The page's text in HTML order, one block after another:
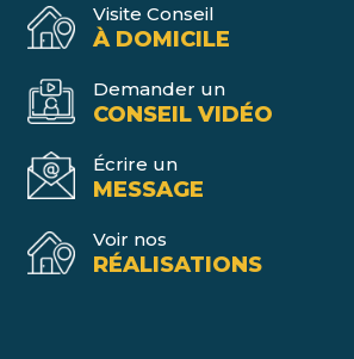
Visite Conseil
À DOMICILE
Demander un
CONSEIL VIDÉO
Écrire un
MESSAGE
Voir nos
RÉALISATIONS